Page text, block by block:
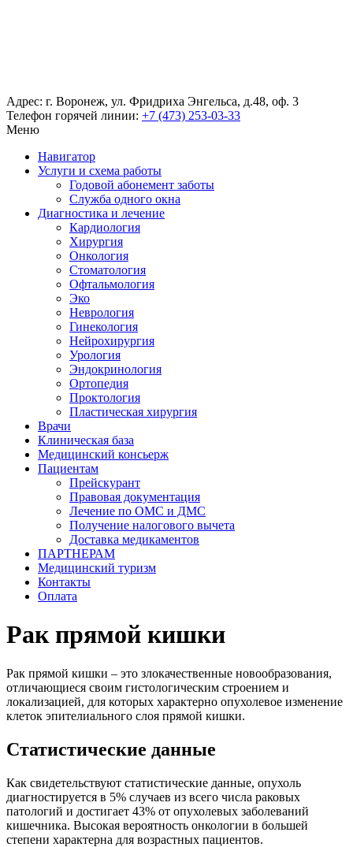
Адрес: г. Воронеж, ул. Фридриха Энгельса, д.48, оф. 3
Телефон горячей линии: +7 (473) 253-03-33
Меню
Навигатор
Услуги и схема работы
Годовой абонемент заботы
Служба одного окна
Диагностика и лечение
Кардиология
Хирургия
Онкология
Стоматология
Офтальмология
Эко
Неврология
Гинекология
Нейрохирургия
Урология
Эндокринология
Ортопедия
Проктология
Пластическая хирургия
Врачи
Клиническая база
Медицинский консьерж
Пациентам
Прейскурант
Правовая документация
Лечение по ОМС и ДМС
Получение налогового вычета
Доставка медикаментов
ПАРТНЕРАМ
Медицинский туризм
Контакты
Оплата
Рак прямой кишки
Рак прямой кишки – это злокачественные новообразования,
отличающиеся своим гистологическим строением и
локализацией, для которых характерно опухолевое изменение
клеток эпителиального слоя прямой кишки.
Статистические данные
Как свидетельствуют статистические данные, опухоль
диагностируется в 5% случаев из всего числа раковых
патологий и достигает 43% от опухолевых заболеваний
кишечника. Высокая вероятность онкологии в большей
степени характерна для возрастных пациентов.